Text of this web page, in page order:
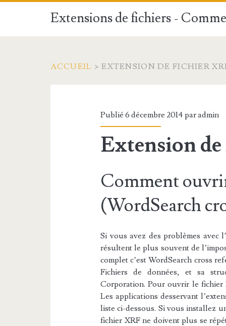
Extensions de fichiers -
ACCUEIL > EXTENSION DE FICHIER
Publié 6 décembre 2014 paradmin
Extension
Comment
(WordSearch
Si vous avez des problèmes avec
résultent le plus souvent de
complet c’est WordSearch cross
Fichiers de données, et sa
Corporation. Pour ouvrir le fichier
Les applications desservant
liste ci-dessous. Si vous installez
fichier XRF ne doivent plus se